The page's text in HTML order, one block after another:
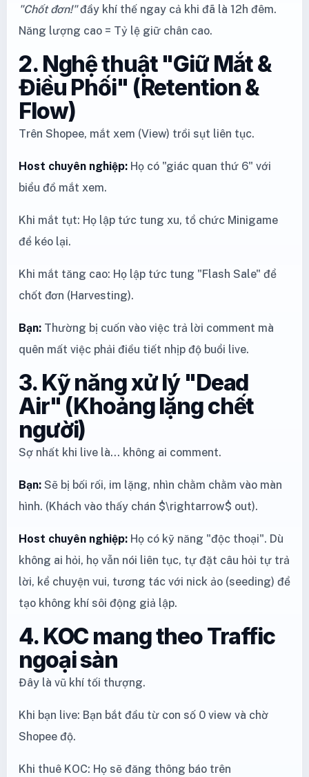
"Chốt đơn!"đầy khí thế ngay cả khi đã là 12h đêm.
Năng lượng cao = Tỷ lệ giữ chân cao.
2. Nghệ thuật "Giữ Mắt &
Điều Phối" (Retention &
Flow)
Trên Shopee, mắt xem (View) trồi sụt liên tục.
Host chuyên nghiệp: Họ có "giác quan thứ 6" với
biểu đồ mắt xem.
Khi mắt tụt: Họ lập tức tung xu, tổ chức Minigame
để kéo lại.
Khi mắt tăng cao: Họ lập tức tung "Flash Sale" để
chốt đơn (Harvesting).
Bạn: Thường bị cuốn vào việc trả lời comment mà
quên mất việc phải điều tiết nhịp độ buổi live.
3. Kỹ năng xử lý "Dead
Air" (Khoảng lặng chết
người)
Sợ nhất khi live là... không ai comment.
Bạn: Sẽ bị bối rối, im lặng, nhìn chằm chằm vào màn
hình. (Khách vào thấy chán $\rightarrow$ out).
Host chuyên nghiệp: Họ có kỹ năng "độc thoại". Dù
không ai hỏi, họ vẫn nói liên tục, tự đặt câu hỏi tự trả
lời, kể chuyện vui, tương tác với nick ảo (seeding) để
tạo không khí sôi động giả lập.
4. KOC mang theo Traffic
ngoại sàn
Đây là vũ khí tối thượng.
Khi bạn live: Bạn bắt đầu từ con số 0 view và chờ
Shopee độ.
Khi thuê KOC: Họ sẽ đăng thông báo trên